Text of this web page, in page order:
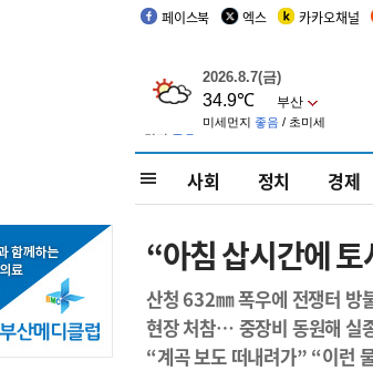
페이스북 엑스 카카오채널
사회 정치 경제
“아침 삽시간에
산청 632㎜ 폭우에 전쟁터 방
현장 처참… 중장비 동원해 실
“계곡 보도 떠내려가” “이런